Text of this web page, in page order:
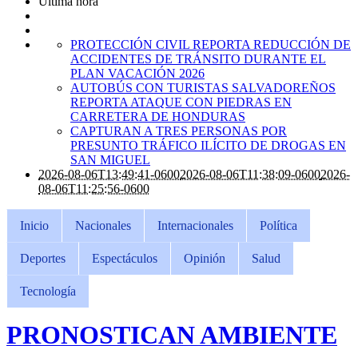
PROTECCIÓN CIVIL REPORTA REDUCCIÓN DE
ACCIDENTES DE TRÁNSITO DURANTE EL
PLAN VACACIÓN 2026
AUTOBÚS CON TURISTAS SALVADOREÑOS
REPORTA ATAQUE CON PIEDRAS EN
CARRETERA DE HONDURAS
CAPTURAN A TRES PERSONAS POR
PRESUNTO TRÁFICO ILÍCITO DE DROGAS EN
SAN MIGUEL
2026-08-06T13:49:41-06002026-08-06T11:38:09-06002026-
08-06T11:25:56-0600
Inicio Nacionales Internacionales Política
Deportes Espectáculos Opinión Salud
Tecnología
PRONOSTICAN AMBIENTE